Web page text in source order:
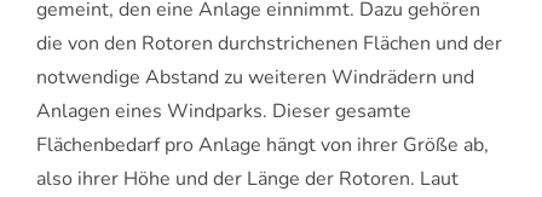
gemeint, den eine Anlage einnimmt. Dazu gehören
die von den Rotoren durchstrichenen Flächen und der
notwendige Abstand zu weiteren Windrädern und
Anlagen eines Windparks. Dieser gesamte
Flächenbedarf pro Anlage hängt von ihrer Größe ab,
also ihrer Höhe und der Länge der Rotoren. Laut